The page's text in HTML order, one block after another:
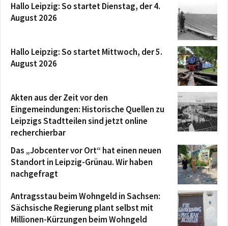
Hallo Leipzig: So startet Dienstag, der 4.
August 2026
Hallo Leipzig: So startet Mittwoch, der 5.
August 2026
Akten aus der Zeit vor den
Eingemeindungen: Historische Quellen zu
Leipzigs Stadtteilen sind jetzt online
recherchierbar
Das „Jobcenter vor Ort“ hat einen neuen
Standort in Leipzig-Grünau. Wir haben
nachgefragt
Antragsstau beim Wohngeld in Sachsen:
Sächsische Regierung plant selbst mit
Millionen-Kürzungen beim Wohngeld